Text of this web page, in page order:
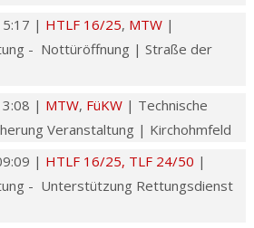
| HTLF 16/25, MTW |
- Nottüröffnung | Straße der
| MTW, FüKW | Technische
Veranstaltung | Kirchohmfeld
| HTLF 16/25, TLF 24/50 |
- Unterstützung Rettungsdienst